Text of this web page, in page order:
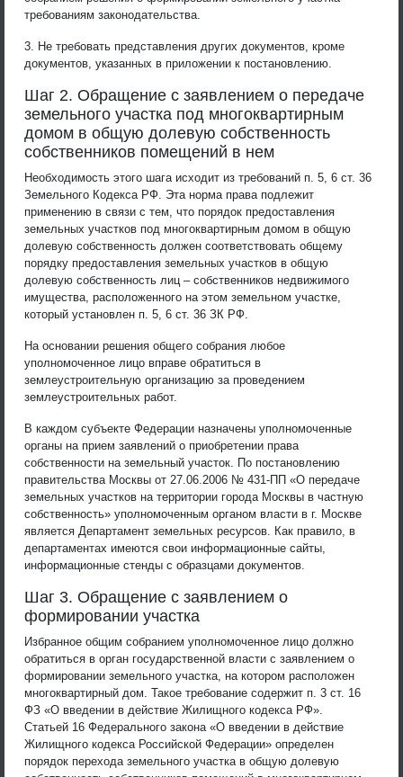
требованиям законодательства.
3. Не требовать представления других документов, кроме
документов, указанных в приложении к постановлению.
Шаг 2. Обращение с заявлением о передаче
земельного участка под многоквартирным
домом в общую долевую собственность
собственников помещений в нем
Необходимость этого шага исходит из требований п. 5, 6 ст. 36
Земельного Кодекса РФ. Эта норма права подлежит
применению в связи с тем, что порядок предоставления
земельных участков под многоквартирным домом в общую
долевую собственность должен соответствовать общему
порядку предоставления земельных участков в общую
долевую собственность лиц – собственников недвижимого
имущества, расположенного на этом земельном участке,
который установлен п. 5, 6 ст. 36 ЗК РФ.
На основании решения общего собрания любое
уполномоченное лицо вправе обратиться в
землеустроительную организацию за проведением
землеустроительных работ.
В каждом субъекте Федерации назначены уполномоченные
органы на прием заявлений о приобретении права
собственности на земельный участок. По постановлению
правительства Москвы от 27.06.2006 № 431-ПП «О передаче
земельных участков на территории города Москвы в частную
собственность» уполномоченным органом власти в г. Москве
является Департамент земельных ресурсов. Как правило, в
департаментах имеются свои информационные сайты,
информационные стенды с образцами документов.
Шаг 3. Обращение с заявлением о
формировании участка
Избранное общим собранием уполномоченное лицо должно
обратиться в орган государственной власти с заявлением о
формировании земельного участка, на котором расположен
многоквартирный дом. Такое требование содержит п. 3 ст. 16
ФЗ «О введении в действие Жилищного кодекса РФ».
Статьей 16 Федерального закона «О введении в действие
Жилищного кодекса Российской Федерации» определен
порядок перехода земельного участка в общую долевую